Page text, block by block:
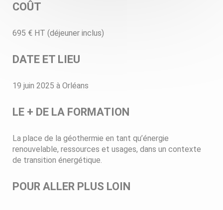
COÛT
695 € HT (déjeuner inclus)
DATE ET LIEU
19 juin 2025 à Orléans
LE + DE LA FORMATION
La place de la géothermie en tant qu’énergie
renouvelable, ressources et usages, dans un contexte
de transition énergétique.
POUR ALLER PLUS LOIN